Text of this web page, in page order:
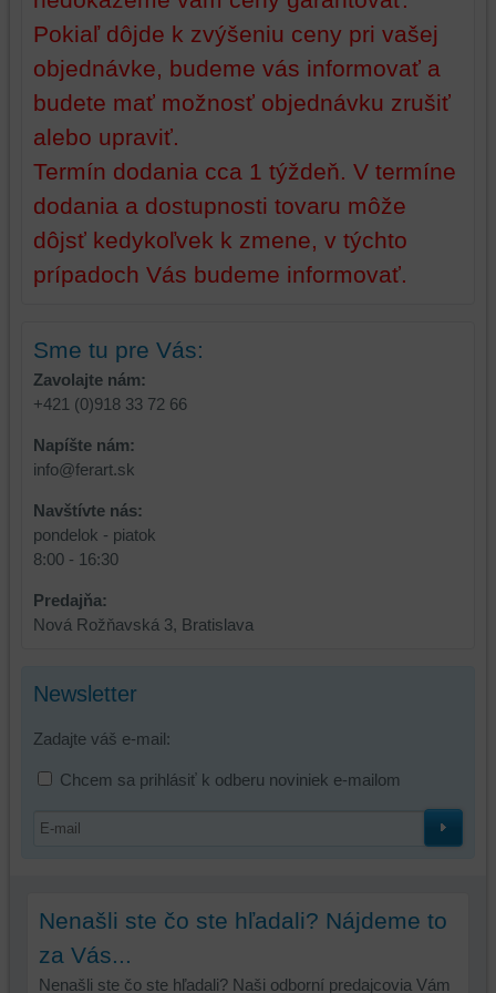
Pokiaľ dôjde k zvýšeniu ceny pri vašej
objednávke, budeme vás informovať a
budete mať možnosť objednávku zrušiť
alebo upraviť.
Termín dodania cca 1 týždeň. V termíne
dodania a dostupnosti tovaru môže
dôjsť kedykoľvek k zmene, v týchto
prípadoch Vás budeme informovať.
Sme tu pre Vás:
Zavolajte nám:
+421 (0)918 33 72 66
Napíšte nám:
info@ferart.sk
Navštívte nás:
pondelok - piatok
8:00 - 16:30
Predajňa:
Nová Rožňavská 3, Bratislava
Newsletter
Zadajte váš e-mail:
Chcem sa prihlásiť k odberu noviniek e-mailom
Nenašli ste čo ste hľadali? Nájdeme to
za Vás...
Nenašli ste čo ste hľadali? Naši odborní predajcovia Vám
funkčnosti
platformy,
zážitku
z
prehliadania
a
váš
zážitok
prehliadania,
ukladať
niektoré
vašich
preferencií
bez
toho,
mali
používateľský
účet
bez
prihlásenia,
používať
skripty
a/alebo
tretích
strán,